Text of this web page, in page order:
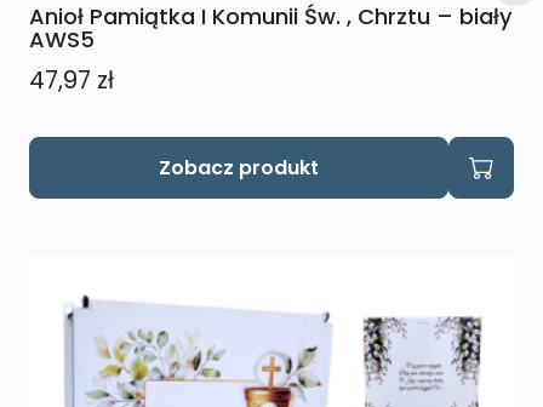
Anioł Pamiątka I Komunii Św. , Chrztu – biały
AWS5
47,97 zł
Zobacz produkt